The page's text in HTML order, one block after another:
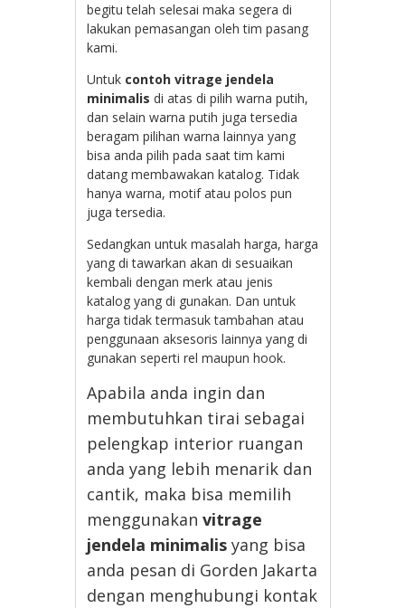
begitu telah selesai maka segera di
lakukan pemasangan oleh tim pasang
kami.
Untuk contoh vitrage jendela
minimalis di atas di pilih warna putih,
dan selain warna putih juga tersedia
beragam pilihan warna lainnya yang
bisa anda pilih pada saat tim kami
datang membawakan katalog. Tidak
hanya warna, motif atau polos pun
juga tersedia.
Sedangkan untuk masalah harga, harga
yang di tawarkan akan di sesuaikan
kembali dengan merk atau jenis
katalog yang di gunakan. Dan untuk
harga tidak termasuk tambahan atau
penggunaan aksesoris lainnya yang di
gunakan seperti rel maupun hook.
Apabila anda ingin dan
membutuhkan tirai sebagai
pelengkap interior ruangan
anda yang lebih menarik dan
cantik, maka bisa memilih
menggunakan vitrage
jendela minimalis yang bisa
anda pesan di Gorden Jakarta
dengan menghubungi kontak